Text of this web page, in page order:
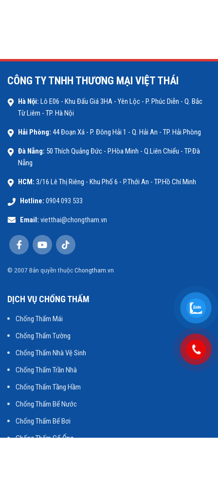
CÔNG TY TNHH THƯƠNG MẠI VIỆT THÁI
Hà Nội: Lô E06 - Khu Đấu Giá 3HA - Yên Lộc - P. Phúc Diễn - Q. Bắc
Từ Liêm - TP. Hà Nội
Hải Phòng: 44 Đoạn Xá - P. Đông Hải 1 - Q. Hải An - TP. Hải Phòng
Đà Nẵng: 50 Thích Quảng Đức - P.Hòa Minh - Q.Liên Chiểu - TP.Đà
Nẵng
HCM: 3/16 Lê Thị Riêng - Khu Phố 6 - P.Thới An - TP.Hồ Chí Minh
Hotline: 0904 093 533
Email: vietthai@chongtham.vn
© 2007 Bản quyền thuộc Chongtham.vn
DỊCH VỤ CHỐNG THẤM
Chống Thấm Mái
Chống Thấm Tường
Chống Thấm Nhà Vệ Sinh
Chống Thấm Trần Nhà
Chống Thấm Tầng Hầm
Chống Thấm Bể Nước
Chống Thấm Bể Bơi
Chống Thấm Cổ Ống